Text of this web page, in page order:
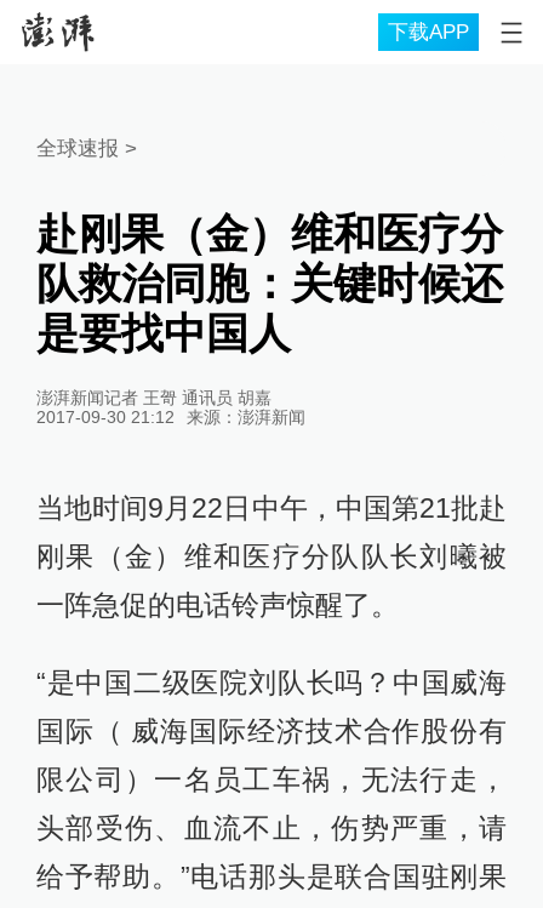
下载APP
全球速报 >
赴刚果（金）维和医疗分
队救治同胞：关键时候还
是要找中国人
澎湃新闻记者 王哿 通讯员 胡嘉
2017-09-30 21:12
来源： 澎湃新闻
当地时间9月22日中午，中国第21批赴
刚果（金）维和医疗分队队长刘曦被
一阵急促的电话铃声惊醒了。
“是中国二级医院刘队长吗？中国威海
国际（ 威海国际经济技术合作股份有
限公司）一名员工车祸，无法行走，
头部受伤、血流不止，伤势严重，请
给予帮助。”电话那头是联合国驻刚果